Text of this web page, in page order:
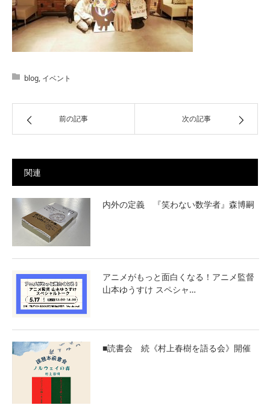
blog, イベント
前の記事 次の記事
関連
内外の定義 『笑わない数学者』森博嗣
アニメがもっと面白くなる！アニメ監督
山本ゆうすけ スペシャ…
■読書会 続《村上春樹を語る会》開催